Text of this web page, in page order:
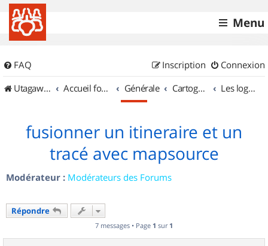
Menu
FAQ Connexion
Inscription
UtagawaVTT (Randos VTT et VTTAE avec traces GPS)
Accueil forum Générale Cartographie et GPS Les logiciels
fusionner un itineraire et un
tracé avec mapsource
Modérateur : Modérateurs des Forums
Répondre
7 messages • Page 1 sur 1